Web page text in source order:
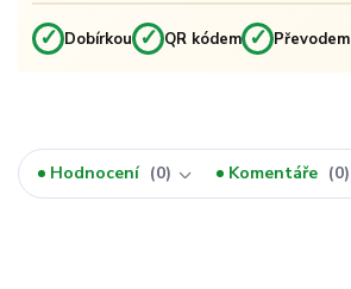
✓ Dobírkou ✓ QR kódem ✓ Převodem
Hodnocení 0 Komentáře 0